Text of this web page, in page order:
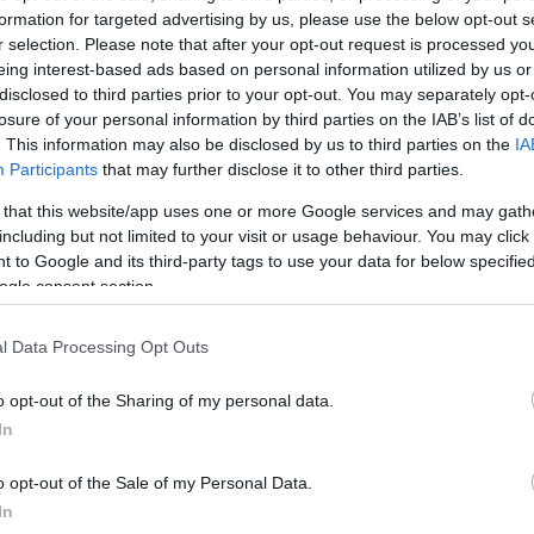
for targeted advertising by us, please use the below opt-out
selection. Please note that after your opt-out request is processed
interest-based ads based on personal information utilized by us
to third parties prior to your opt-out. You may separately
of your personal information by third parties on the IAB’s list of
This information may also be disclosed by us to third parties on the
Participants that may further disclose it to other third parties.
that this website/app uses one or more Google services and may
but not limited to your visit or usage behaviour. You may
to Google and its third-party tags to use your data for below
consent section.
Data Processing Opt Outs
opt-out of the Sharing of my personal data.
opt-out of the Sale of my Personal Data.
της Σελήνης”, λέει η Αλ Ματρούσι στο
είχε μεγάλο αντίκτυπο πάνω μου. Και
Αυτό θέλω να το κάνω στ’ αλήθεια,
επιφάνεια της Σελήνης’. Και τότε άρχισαν όλα”,
ντυμένη με την μπλε διαστημική στολή όπου
όνομά της και είναι ραμμένη η σημαία των